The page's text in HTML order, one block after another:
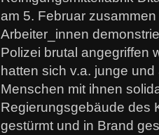
am 5. Februar
Arbeiter_innen
Polizei brutal angegriffen
hatten sich v.a. junge
Menschen mit ihnen
Regierungsgebäude des
gestürmt und in Brand